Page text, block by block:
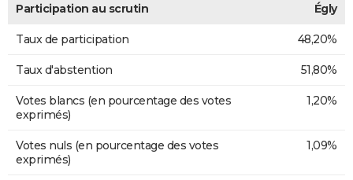
Participation au scrutin Égly
Taux de participation 48,20%
Taux d'abstention 51,80%
Votes blancs (en pourcentage des votes
exprimés)
1,20%
Votes nuls (en pourcentage des votes
exprimés)
1,09%